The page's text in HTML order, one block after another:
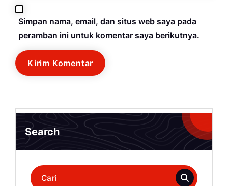
Simpan nama, email, dan situs web saya pada
peramban ini untuk komentar saya berikutnya.
Search
Pencarian
untuk: